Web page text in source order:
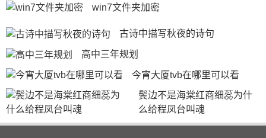
丧，因此想急瞒亡情，不成，只得回家。王惠同茏政共同
办完丧事后，王惠独自返回省城。
接印，直到蓬太守送了银子才正式就职。后来宁王反叛，
攻下南昌，王惠降顺。后宁王兵败，王惠逃。
第九回
win7文件夹加密
古诗中描写秋夜的诗句
高中三年规划
今宵大厦tvb在哪里可以看
鬓边不是海棠红商细蕊为什
么给程凤台叫魂